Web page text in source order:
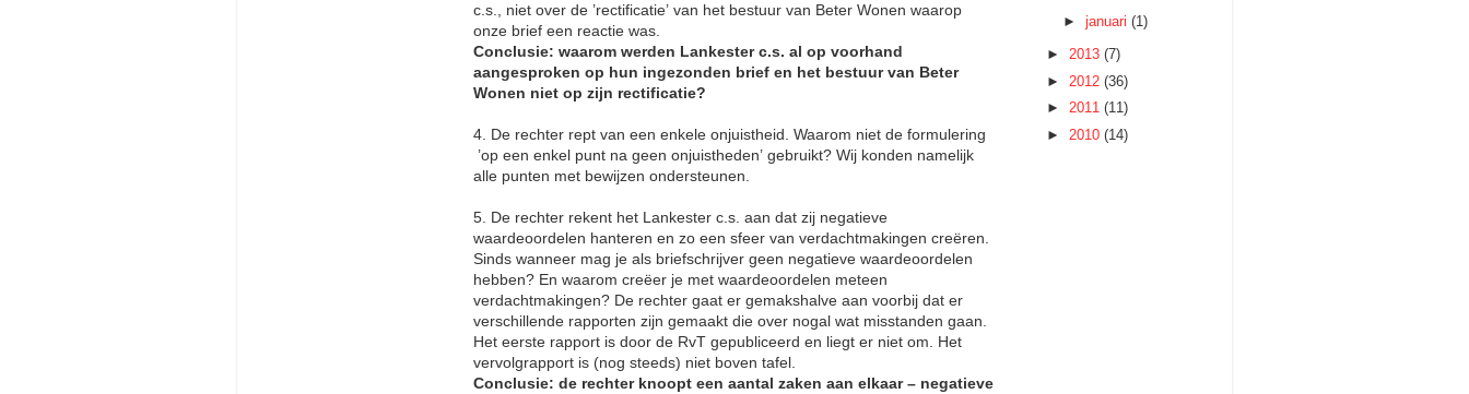
c.s., niet over de ’rectificatie’ van het bestuur van Beter Wonen waarop
onze brief een reactie was.
Conclusie: waarom werden Lankester c.s. al op voorhand
aangesproken op hun ingezonden brief en het bestuur van Beter
Wonen niet op zijn rectificatie?
4. De rechter rept van een enkele onjuistheid. Waarom niet de formulering
’op een enkel punt na geen onjuistheden’ gebruikt? Wij konden namelijk
alle punten met bewijzen ondersteunen.
5. De rechter rekent het Lankester c.s. aan dat zij negatieve
waardeoordelen hanteren en zo een sfeer van verdachtmakingen creëren.
Sinds wanneer mag je als briefschrijver geen negatieve waardeoordelen
hebben? En waarom creëer je met waardeoordelen meteen
verdachtmakingen? De rechter gaat er gemakshalve aan voorbij dat er
verschillende rapporten zijn gemaakt die over nogal wat misstanden gaan.
Het eerste rapport is door de RvT gepubliceerd en liegt er niet om. Het
vervolgrapport is (nog steeds) niet boven tafel.
Conclusie: de rechter knoopt een aantal zaken aan elkaar – negatieve
►januari(1)
► 2013 (7)
► 2012 (36)
► 2011 (11)
► 2010 (14)